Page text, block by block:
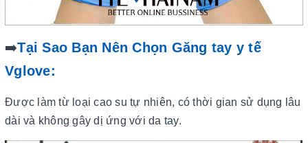
➡️Tại Sao Bạn Nên Chọn Găng tay y tế
Vglove:
Được làm từ loại cao su tự nhiên, có thời gian sử dụng lâu
dài và không gây dị ứng với da tay.